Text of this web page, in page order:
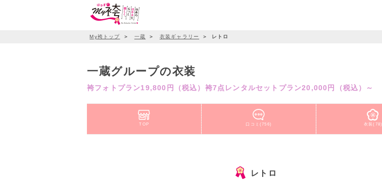
My袴トップ ＞ 一蔵 ＞ 衣装ギャラリー ＞ レトロ
一蔵グループの衣装
袴フォトプラン19,800円（税込）袴7点レンタルセットプラン20,000円（税込）～
TOP 口コミ(756) 衣装(78)
レトロ